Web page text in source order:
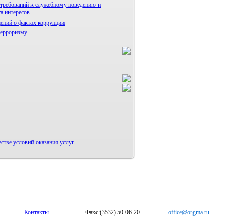
к служебному поведению и
интересов
о фактах коррупции
условий оказания услуг
Контакты Факс:(3532) 50-06-20 office@orgma.ru